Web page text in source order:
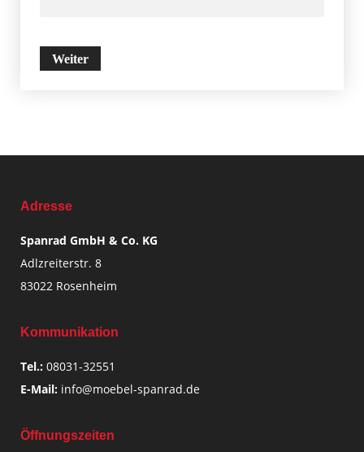
Adresse
Spanrad GmbH & Co. KG
Adlzreiterstr. 8
83022 Rosenheim
Kommunikation
Tel.: 08031-32551
E-Mail: info@moebel-spanrad.de
Öffnungszeiten